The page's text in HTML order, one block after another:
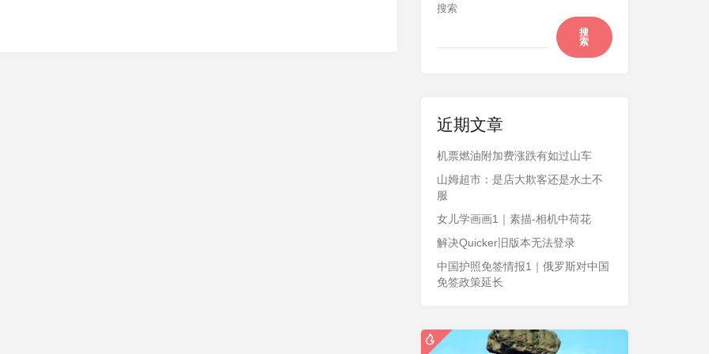
搜索
搜
索
近期文章
机票燃油附加费涨跌有如过山车
山姆超市：是店大欺客还是水土不
服
女儿学画画1｜素描-相机中荷花
解决Quicker旧版本无法登录
中国护照免签情报1｜俄罗斯对中国
免签政策延长